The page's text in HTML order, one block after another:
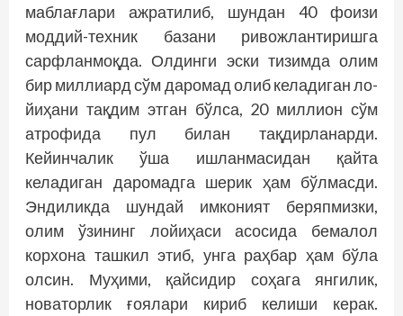
маблағлари ажратилиб, шундан 40 фоизи
моддий-техник базани ривожлантиришга
сарфланмоқда. Олдинги эски тизимда олим
бир миллиард сўм даромад олиб келадиган ло­
йиҳани тақдим этган бўлса, 20 миллион сўм
атрофида пул билан тақдирланарди.
Кейинчалик ўша ишланмасидан қайта
келадиган даромадга шерик ҳам бўлмасди.
Эндиликда шундай имконият беряпмизки,
олим ўзининг лойиҳаси асосида бемалол
корхона ташкил этиб, унга раҳбар ҳам бўла
олсин. Муҳими, қайсидир соҳага янгилик,
новаторлик ғоялари кириб келиши керак.